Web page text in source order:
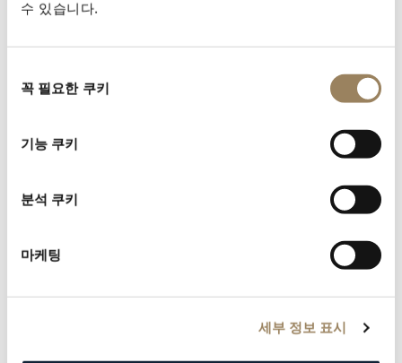
수 있습니다.
꼭 필요한 쿠키
기능 쿠키
분석 쿠키
마케팅
세부 정보 표시
로 처리됩니다.
- 고객님의 시계가 Breguet 공식 판매처에서 구매되었을
- 고객님이 시계의 최초 소유자일 것;
제출되어야 합니다.
등록 방법
등록 양식은 원산지 증명서 및 보증서와 함께 고객님의 타
임피스에 동봉되어 제공됩니다.